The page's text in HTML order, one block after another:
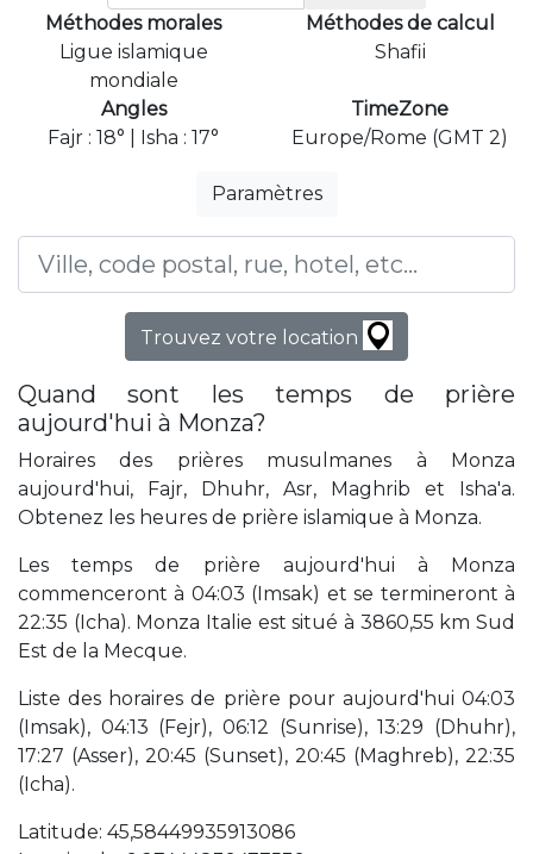
Méthodes morales
Ligue islamique
mondiale
Méthodes de calcul
Shafii
Angles
Fajr : 18° | Isha : 17°
TimeZone
Europe/Rome (GMT 2)
Paramètres
Trouvez votre location
Quand sont les temps de prière
aujourd'hui à Monza?
Horaires des prières musulmanes à Monza
aujourd'hui, Fajr, Dhuhr, Asr, Maghrib et Isha'a.
Obtenez les heures de prière islamique à Monza.
Les temps de prière aujourd'hui à Monza
commenceront à 04:03 (Imsak) et se termineront à
22:35 (Icha). Monza Italie est situé à 3860,55 km Sud
Est de la Mecque.
Liste des horaires de prière pour aujourd'hui 04:03
(Imsak), 04:13 (Fejr), 06:12 (Sunrise), 13:29 (Dhuhr),
17:27 (Asser), 20:45 (Sunset), 20:45 (Maghreb), 22:35
(Icha).
Latitude: 45,58449935913086